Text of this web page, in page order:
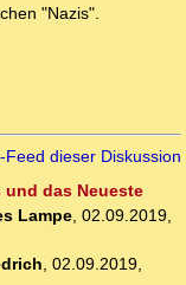
"Nazis".
Feed dieser Diskussion
und das Neueste
Lampe, 02.09.2019,
, 02.09.2019,